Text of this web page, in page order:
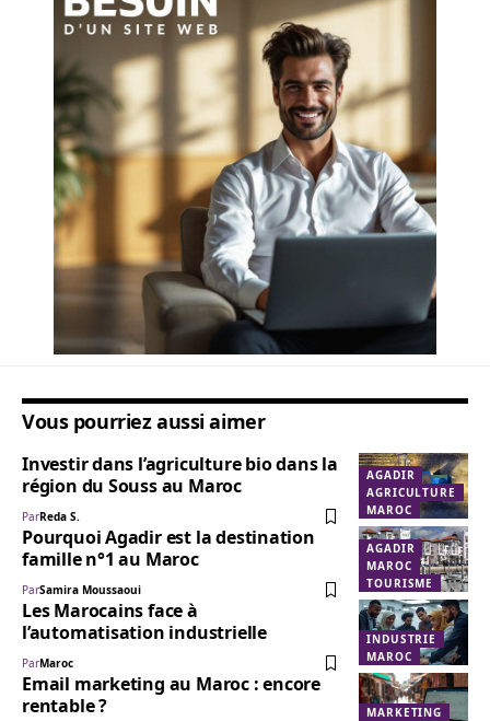
Vous pourriez aussi aimer
AGADIR
AGRICULTURE
MAROC
Investir dans l’agriculture bio dans la
région du Souss au Maroc
ParReda S.
AGADIR
MAROC
TOURISME
Pourquoi Agadir est la destination
famille n°1 au Maroc
ParSamira Moussaoui
INDUSTRIE
MAROC
Les Marocains face à
l’automatisation industrielle
ParMaroc
MARKETING
Email marketing au Maroc : encore
rentable ?